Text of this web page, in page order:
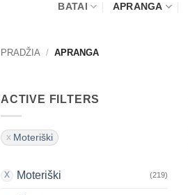
BATAI APRANGA
PRADŽIA / APRANGA
ACTIVE FILTERS
Moteriški
Moteriški (219)